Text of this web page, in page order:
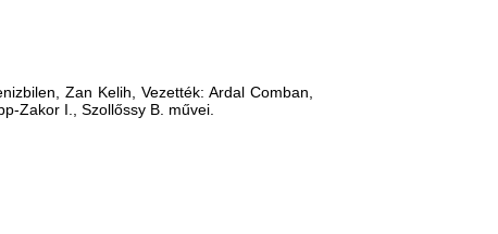
Zan Kelih, Vezették: Ardal Comban,
Zakor I., Szollőssy B. művei.